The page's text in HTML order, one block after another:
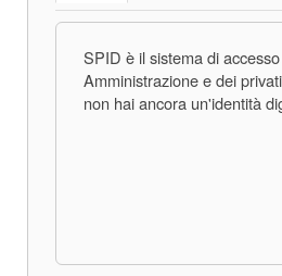
SPID è il sistema di
Amministrazione e dei
non hai ancora un'identità